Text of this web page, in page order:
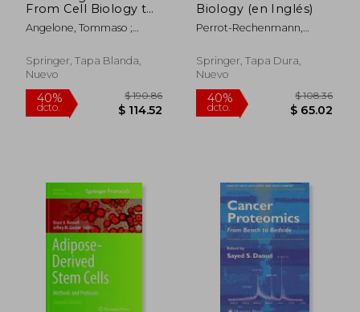
From Cell Biology to
Physiology and
Biomedicine (en
Angelone, Tommaso ;
Tota, Bruno
Springer, Tapa Blanda,
Nuevo
Biology (en Inglés)
Perrot-Rechenmann,
Gretchen
Springer, Tapa Dura,
Nuevo